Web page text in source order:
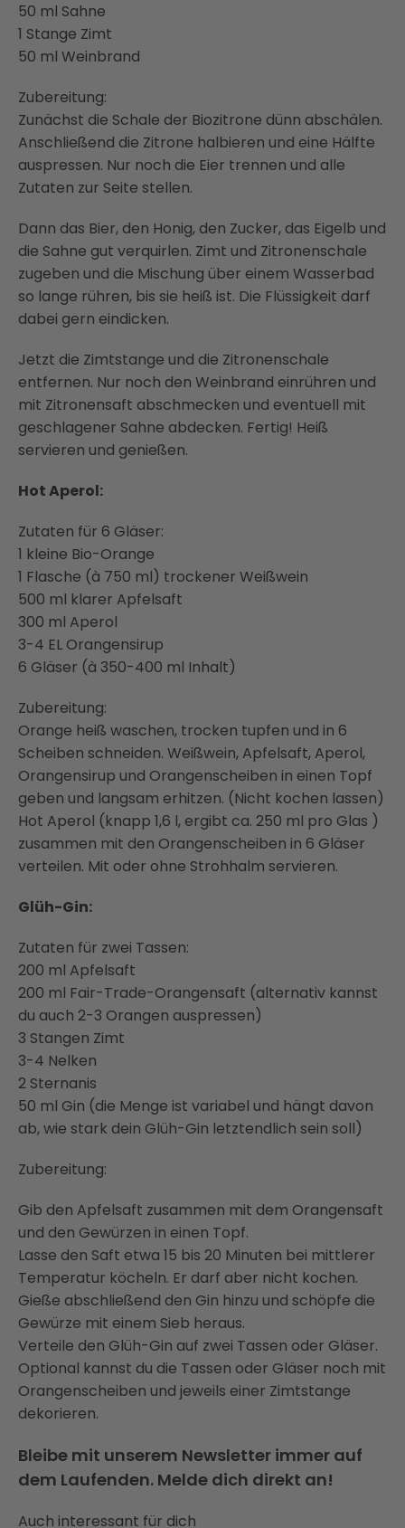
50 ml Sahne
1 Stange Zimt
50 ml Weinbrand
Zubereitung:
Zunächst die Schale der Biozitrone dünn abschälen.
Anschließend die Zitrone halbieren und eine Hälfte
auspressen. Nur noch die Eier trennen und alle
Zutaten zur Seite stellen.
Dann das Bier, den Honig, den Zucker, das Eigelb und
die Sahne gut verquirlen. Zimt und Zitronenschale
zugeben und die Mischung über einem Wasserbad
so lange rühren, bis sie heiß ist. Die Flüssigkeit darf
dabei gern eindicken.
Jetzt die Zimtstange und die Zitronenschale
entfernen. Nur noch den Weinbrand einrühren und
mit Zitronensaft abschmecken und eventuell mit
geschlagener Sahne abdecken. Fertig! Heiß
servieren und genießen.
Hot Aperol:
Zutaten für 6 Gläser:
1 kleine Bio-Orange
1 Flasche (à 750 ml) trockener Weißwein
500 ml klarer Apfelsaft
300 ml Aperol
3-4 EL Orangensirup
6 Gläser (à 350-400 ml Inhalt)
Zubereitung:
Orange heiß waschen, trocken tupfen und in 6
Scheiben schneiden. Weißwein, Apfelsaft, Aperol,
Orangensirup und Orangenscheiben in einen Topf
geben und langsam erhitzen. (Nicht kochen lassen)
Hot Aperol (knapp 1,6 l, ergibt ca. 250 ml pro Glas )
zusammen mit den Orangenscheiben in 6 Gläser
verteilen. Mit oder ohne Strohhalm servieren.
Glüh-Gin:
Zutaten für zwei Tassen:
200 ml Apfelsaft
200 ml Fair-Trade-Orangensaft (alternativ kannst
du auch 2-3 Orangen auspressen)
3 Stangen Zimt
3-4 Nelken
2 Sternanis
50 ml Gin (die Menge ist variabel und hängt davon
ab, wie stark dein Glüh-Gin letztendlich sein soll)
Zubereitung:
Gib den Apfelsaft zusammen mit dem Orangensaft
und den Gewürzen in einen Topf.
Lasse den Saft etwa 15 bis 20 Minuten bei mittlerer
Temperatur köcheln. Er darf aber nicht kochen.
Gieße abschließend den Gin hinzu und schöpfe die
Gewürze mit einem Sieb heraus.
Verteile den Glüh-Gin auf zwei Tassen oder Gläser.
Optional kannst du die Tassen oder Gläser noch mit
Orangenscheiben und jeweils einer Zimtstange
dekorieren.
Bleibe mit unserem Newsletter immer auf
dem Laufenden. Melde dich direkt an!
Auch interessant für dich